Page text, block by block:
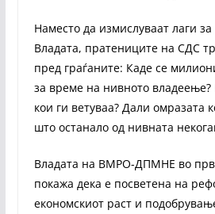
Наместо да измислуваат лаги
Владата, пратениците на СДС
пред граѓаните: Каде се
за време на нивното владеење?
кои ги ветуваа? Дали омразата
што останало од нивната
Владата на ВМРО-ДПМНЕ во
покажа дека е посветена на
економскиот раст и